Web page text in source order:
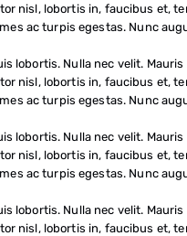
nisl, lobortis in, faucibus et,
ac turpis egestas. Nunc
lobortis. Nulla nec velit.
nisl, lobortis in, faucibus et,
ac turpis egestas. Nunc
lobortis. Nulla nec velit.
nisl, lobortis in, faucibus et,
ac turpis egestas. Nunc
lobortis. Nulla nec velit.
nisl, lobortis in, faucibus et,